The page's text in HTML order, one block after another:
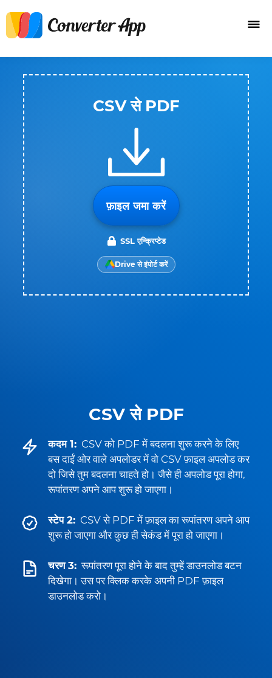
CSV से PDF
कदम 1: CSV को PDF में बदलना शुरू करने के लिए
बस दाईं ओर वाले अपलोडर में वो CSV फ़ाइल अपलोड कर
दो जिसे तुम बदलना चाहते हो। जैसे ही अपलोड पूरा होगा,
रूपांतरण अपने आप शुरू हो जाएगा।
स्टेप 2: CSV से PDF में फ़ाइल का रूपांतरण अपने आप
शुरू हो जाएगा और कुछ ही सेकंड में पूरा हो जाएगा।
चरण 3: रूपांतरण पूरा होने के बाद तुम्हें डाउनलोड बटन
दिखेगा। उस पर क्लिक करके अपनी PDF फ़ाइल
डाउनलोड करो।
CSV से PDF
फ़ाइल जमा करें
SSL एन्क्रिप्टेड
Drive से इंपोर्ट करें